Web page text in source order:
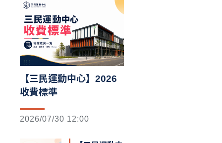
【三民運動中心】2026
收費標準
2026/07/30 12:00